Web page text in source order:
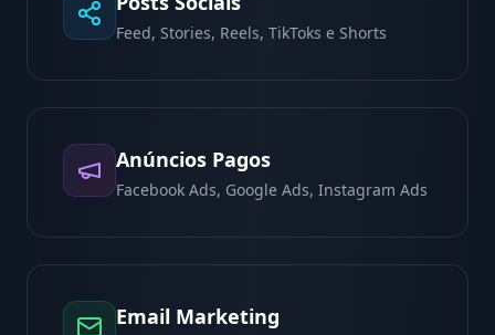
Feed, Stories, Reels, TikToks e Shorts
Anúncios Pagos
Facebook Ads, Google Ads, Instagram Ads
Email Marketing